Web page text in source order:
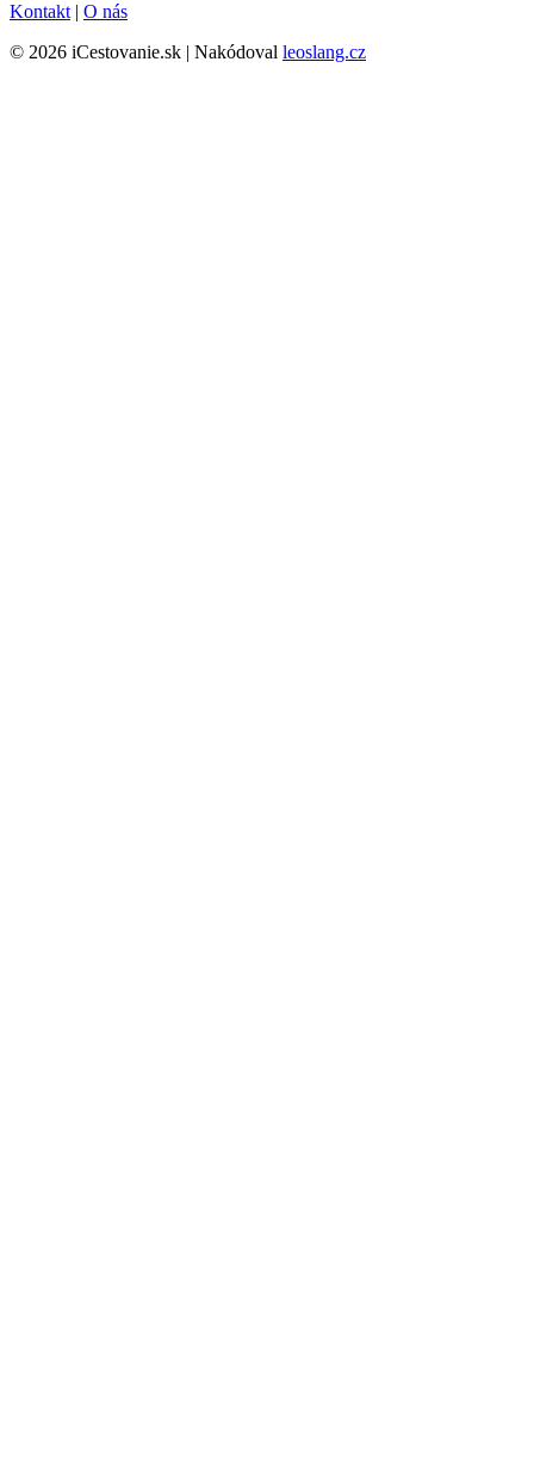
Kontakt | O nás
© 2026 iCestovanie.sk | Nakódoval leoslang.cz